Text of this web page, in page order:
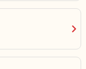
chevron_right